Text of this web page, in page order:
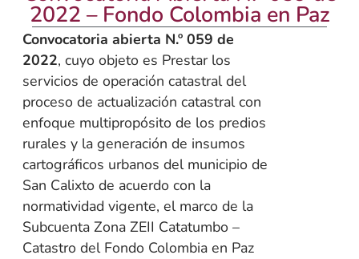
2022 – Fondo Colombia en Paz
Convocatoria abierta N.º 059 de
2022, cuyo objeto es Prestar los
servicios de operación catastral del
proceso de actualización catastral con
enfoque multipropósito de los predios
rurales y la generación de insumos
cartográficos urbanos del municipio de
San Calixto de acuerdo con la
normatividad vigente, el marco de la
Subcuenta Zona ZEII Catatumbo –
Catastro del Fondo Colombia en Paz